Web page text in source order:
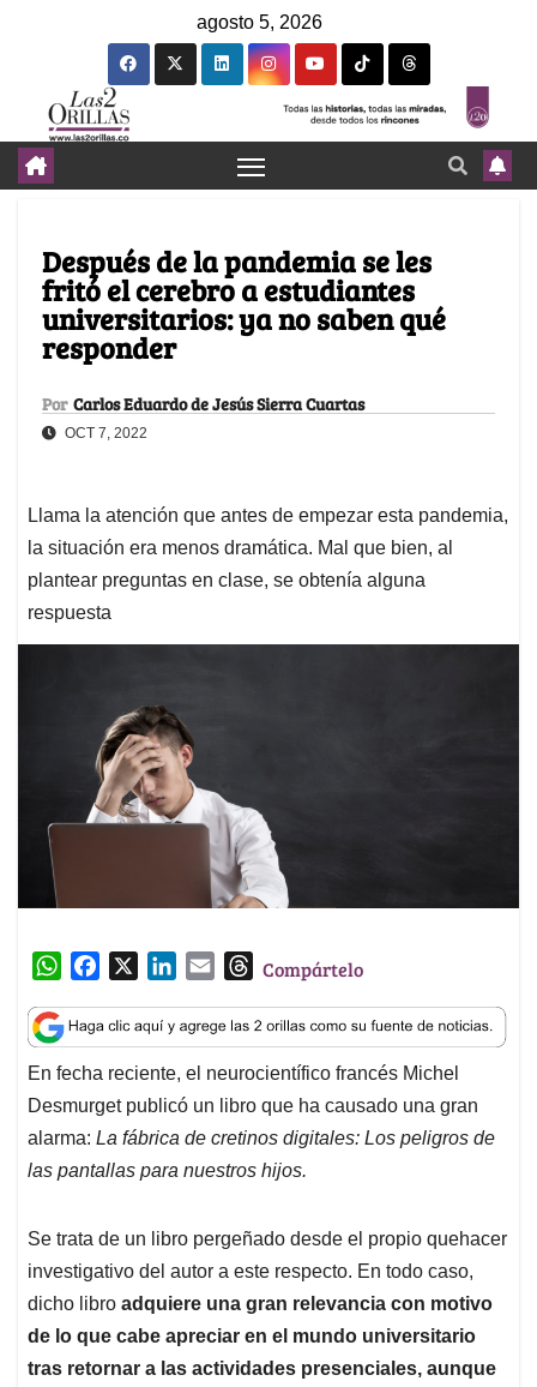
agosto 5, 2026
Después de la pandemia se les
fritó el cerebro a estudiantes
universitarios: ya no saben qué
responder
Por Carlos Eduardo de Jesús Sierra Cuartas
OCT 7, 2022
Llama la atención que antes de empezar esta pandemia,
la situación era menos dramática. Mal que bien, al
plantear preguntas en clase, se obtenía alguna
respuesta
W
a
t
s
A
p
p
c
e
b
o
o
k
n
k
e
d
I
n
a
i
l
T
r
e
a
d
s
Compártelo
En fecha reciente, el neurocientífico francés Michel
Desmurget publicó un libro que ha causado una gran
alarma: La fábrica de cretinos digitales: Los peligros de
las pantallas para nuestros hijos.
Se trata de un libro pergeñado desde el propio quehacer
investigativo del autor a este respecto. En todo caso,
dicho libro adquiere una gran relevancia con motivo
de lo que cabe apreciar en el mundo universitario
tras retornar a las actividades presenciales, aunque